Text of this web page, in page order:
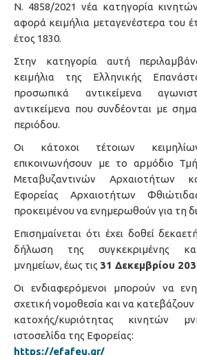
Ν. 4858/2021 νέα κατηγορία
αφορά κειμήλια μεταγενέστερα του
έτος 1830.
Στην κατηγορία αυτή
κειμήλια της Ελληνικής
προσωπικά αντικείμενα
αντικείμενα που συνδέονται με
περιόδου.
Οι κάτοχοι τέτοιων
επικοινωνήσουν με το αρμόδιο
Μεταβυζαντινών Αρχαιοτήτων
Εφορείας Αρχαιοτήτων
προκειμένου να ενημερωθούν για τη
Επισημαίνεται ότι έχει δοθεί
δήλωση της συγκεκριμένης
μνημείων, έως τις 31 Δεκεμβρίου
Οι ενδιαφερόμενοι μπορούν να
σχετική νομοθεσία και να
κατοχής/κυριότητας κινητών
ιστοσελίδα της Εφορείας:
https://efafeu.gr/